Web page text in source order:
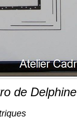
de Delphine